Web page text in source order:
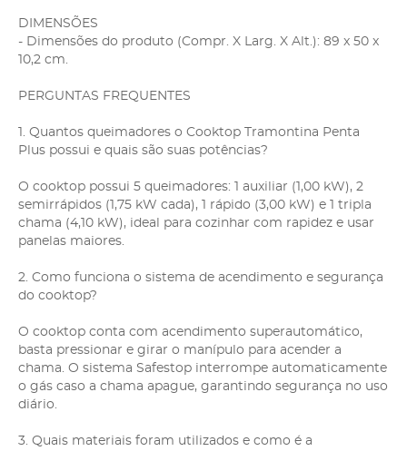
DIMENSÕES
- Dimensões do produto (Compr. X Larg. X Alt.): 89 x 50 x
10,2 cm.
PERGUNTAS FREQUENTES
1. Quantos queimadores o Cooktop Tramontina Penta
Plus possui e quais são suas potências?
O cooktop possui 5 queimadores: 1 auxiliar (1,00 kW), 2
semirrápidos (1,75 kW cada), 1 rápido (3,00 kW) e 1 tripla
chama (4,10 kW), ideal para cozinhar com rapidez e usar
panelas maiores.
2. Como funciona o sistema de acendimento e segurança
do cooktop?
O cooktop conta com acendimento superautomático,
basta pressionar e girar o manípulo para acender a
chama. O sistema Safestop interrompe automaticamente
o gás caso a chama apague, garantindo segurança no uso
diário.
3. Quais materiais foram utilizados e como é a